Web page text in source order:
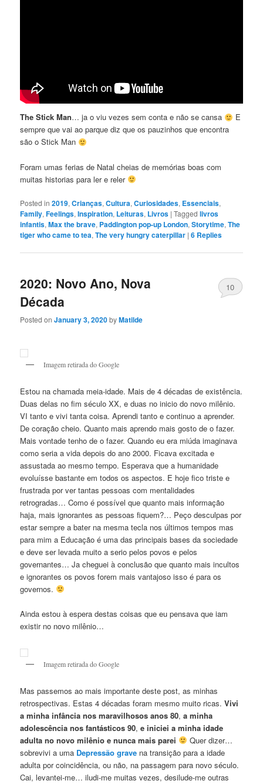
The Stick Man… ja o viu vezes sem conta e não se cansa
E
sempre que vai ao parque diz que os pauzinhos que encontra
são o Stick Man
Foram umas ferias de Natal cheias de memórias boas com
muitas historias para ler e reler
Posted in 2019,Crianças,Cultura,Curiosidades, Essenciais,
Family,Feelings,Inspiration, Leituras, Livros |Tagged livros
infantis,Max the brave, Paddington pop-up London,Storytime,The
tiger who came to tea,The very hungry caterpillar |6 Replies
2020: Novo Ano, Nova
Década
Posted onJanuary 3, 2020byMatilde
10
Imagem retirada do Google
Estou na chamada meia-idade. Mais de 4 décadas de existência.
Duas delas no fim século XX, e duas no inicio do novo milênio.
VI tanto e vivi tanta coisa. Aprendi tanto e continuo a aprender.
De coração cheio. Quanto mais aprendo mais gosto de o fazer.
Mais vontade tenho de o fazer. Quando eu era miúda imaginava
como seria a vida depois do ano 2000. Ficava excitada e
assustada ao mesmo tempo. Esperava que a humanidade
evoluísse bastante em todos os aspectos. E hoje fico triste e
frustrada por ver tantas pessoas com mentalidades
retrogradas… Como é possível que quanto mais informação
haja, mais ignorantes as pessoas fiquem?… Peço desculpas por
estar sempre a bater na mesma tecla nos últimos tempos mas
para mim a Educação é uma das principais bases da sociedade
e deve ser levada muito a serio pelos povos e pelos
governantes… Ja cheguei à conclusão que quanto mais incultos
e ignorantes os povos forem mais vantajoso isso é para os
governos.
Ainda estou à espera destas coisas que eu pensava que iam
existir no novo milênio…
Imagem retirada do Google
Mas passemos ao mais importante deste post, as minhas
retrospectivas. Estas 4 décadas foram mesmo muito ricas.Vivi
a minha infância nos maravilhosos anos 80,a minha
adolescência nos fantásticos 90,e iniciei a minha idade
adulta no novo milênio e nunca mais parei
Quer dizer…
sobrevivi a uma Depressão grave na transição para a idade
adulta por coincidência, ou não, na passagem para novo século.
Cai, levantei-me… iludi-me muitas vezes, desilude-me outras